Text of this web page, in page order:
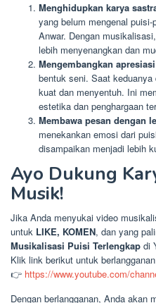
Menghidupkan karya
yang belum mengenal
Anwar. Dengan
lebih menyenangkan dan
Mengembangkan
bentuk seni. Saat
kuat dan menyentuh. Ini
estetika dan penghargaan
Membawa pesan dengan
menekankan emosi dari
disampaikan menjadi lebih
Ayo Dukung
Musik!
Jika Anda menyukai video
untuk LIKE, KOMEN, dan yang
Musikalisasi Puisi Terlengkap di
Klik link berikut untuk
👉 https://www.youtube.com/
Dengan berlangganan, Anda akan